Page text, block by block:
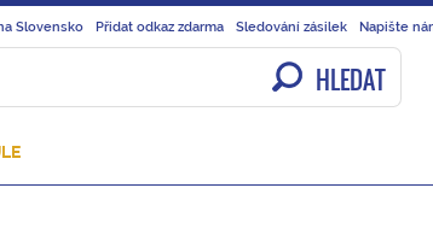
Slovensko Přidat odkaz zdarma Sledování zásilek Napište
HLEDAT